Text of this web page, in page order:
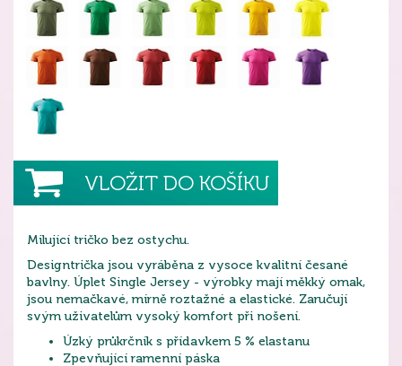
VLOŽIT DO KOŠÍKU
Milující tričko bez ostychu.
Designtrička jsou vyráběna z vysoce kvalitní česané
bavlny. Úplet Single Jersey - výrobky mají měkký omak,
jsou nemačkavé, mírně roztažné a elastické. Zaručují
svým uživatelům vysoký komfort při nošení.
Úzký průkrčník s přídavkem 5 % elastanu
Zpevňující ramenní páska